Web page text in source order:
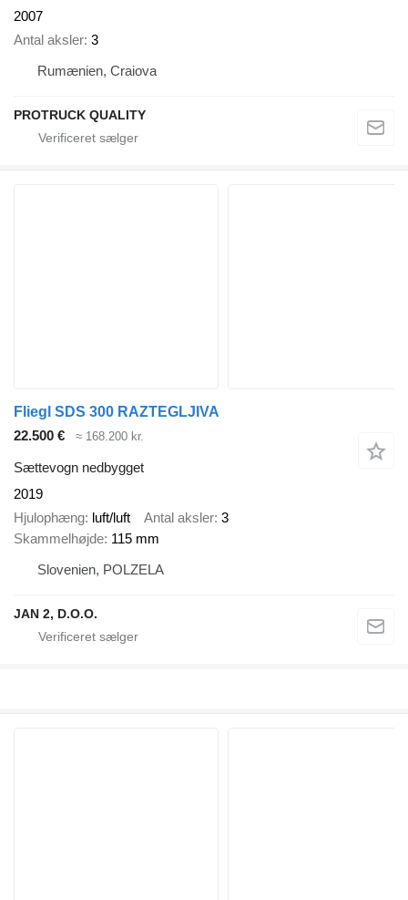
2007
Antal aksler 3
Rumænien, Craiova
PROTRUCK QUALITY
Fliegl SDS 300 RAZTEGLJIVA
22.500 €
≈ 168.200 kr.
Sættevogn nedbygget
2019
Hjulophæng luft/luft Antal aksler 3
Skammelhøjde 115 mm
Slovenien, POLZELA
JAN 2, D.O.O.